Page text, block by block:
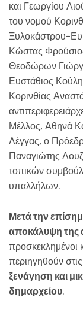
και Γεωργίου
του νομού
Ξυλοκάστρου-
Κώστας
Θεοδώρων
Ευστάθιος
Κορινθίας
Μέλλος, Aθηνά
Λέγγας, ο
Παναγιώτης
τοπικών
υπαλλήλων.
Μετά την
αποκάλυψη της
προσκεκλημένοι
περιηγηθούν
ξενάγηση και
δημαρχείου.